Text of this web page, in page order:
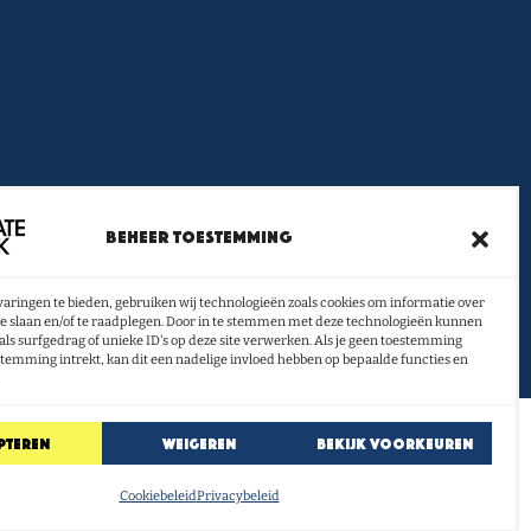
Beheer toestemming
te bieden, gebruiken wij technologieën zoals cookies om informatie over
slaan en/of te raadplegen. Door in te stemmen met deze technologieën kunnen
surfgedrag of unieke ID's op deze site verwerken. Als je geen toestemming
intrekt, kan dit een nadelige invloed hebben op bepaalde functies en
Weigeren Bekijk voorkeuren
CookiebeleidPrivacybeleid
vol boeken- en lestips
INSCHRIJVEN